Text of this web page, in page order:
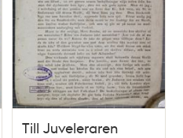
Till Juveleraren